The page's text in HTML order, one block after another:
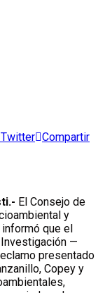
Compartir
El Consejo de
y
que el
—
presentado
Copey y